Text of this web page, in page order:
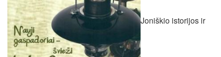
Joniškio istorijos ir